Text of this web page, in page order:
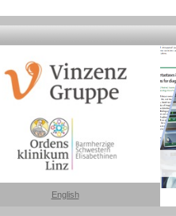
English